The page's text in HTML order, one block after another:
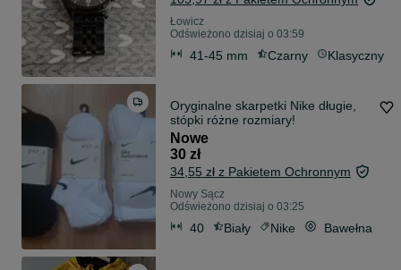
Łowicz
Odświeżono dzisiaj o 03:59
41-45 mm Czarny Klasyczny
Oryginalne skarpetki Nike długie,
stópki różne rozmiary!
Nowe
30 zł
34,55 zł z Pakietem Ochronnym
Nowy Sącz
Odświeżono dzisiaj o 03:25
40 Biały Nike Bawełna